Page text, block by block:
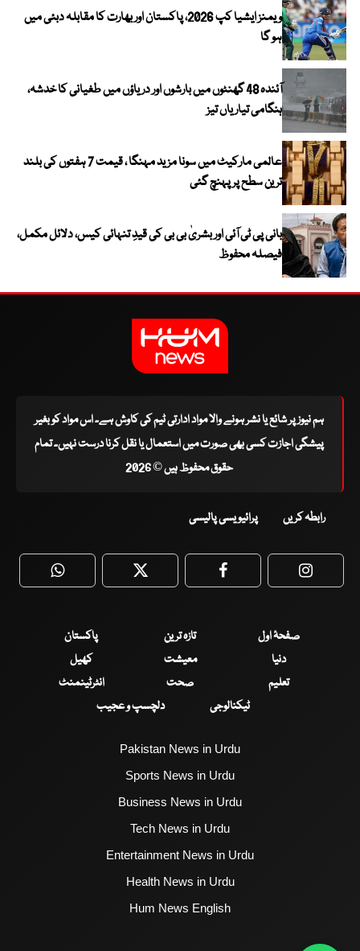
ویمنز ایشیا کپ 2026، پاکستان اور بھارت کا مقابلہ دبئی میں
ہو گا
آئندہ 48 گھنٹوں میں بارشوں اور دریاؤں میں طغیانی کا خدشہ،
ہنگامی تیاریاں تیز
عالمی مارکیٹ میں سونا مزید مہنگا ، قیمت 7 ہفتوں کی بلند
ترین سطح پر پہنچ گئی
بانی پی ٹی آئی اور بشریٰ بی بی کی قیدِ تنہائی کیس، دلائل مکمل،
فیصلہ محفوظ
ہم نیوز پر شائع یا نشر ہونے والا مواد ادارتی ٹیم کی کاوش ہے۔ اس مواد کو بغیر
پیشگی اجازت کسی بھی صورت میں استعمال یا نقل کرنا درست نہیں۔ تمام
حقوق محفوظ ہیں © 2026
رابطہ کریں پرائیویسی پالیسی
WhatsApp Twitter Facebook
صفحۂ اول تازہ ترین
پاکستان
دنیا
معیشت
کھیل
تعلیم
صحت
انٹرٹینمنٹ
ٹیکنالوجی
دلچسپ و عجیب
Pakistan News in Urdu
Sports News in Urdu
Business News in Urdu
Tech News in Urdu
Entertainment News in Urdu
Health News in Urdu
Hum News English